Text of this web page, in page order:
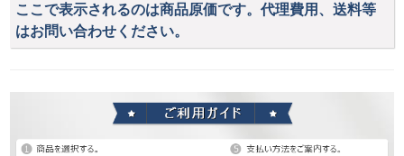
ここで表示されるのは商品原価です。代理費用、送料等
はお問い合わせください。